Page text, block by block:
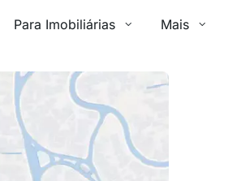
Para Imobiliárias Mais